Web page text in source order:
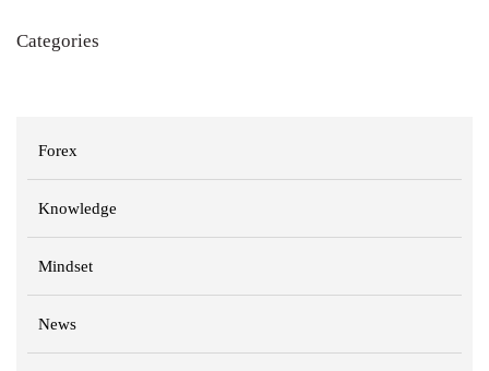
Categories
Forex
Knowledge
Mindset
News